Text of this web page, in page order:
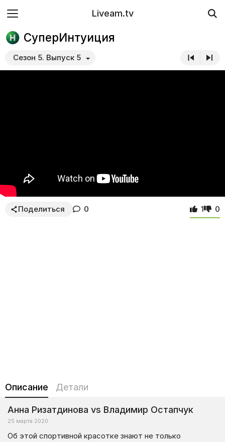
Liveam.tv
СуперИнтуиция
Сезон 5. Выпуск 5
Поделиться 0 1 0
Описание Детали
Анна Ризатдинова vs Владимир Остапчук
25 марта 2020
Об этой спортивной красотке знают не только